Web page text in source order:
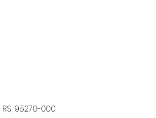
95270-000